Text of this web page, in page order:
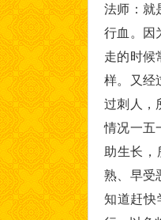
法师：就
行血。因
走的时候
样。又经
过刺人，
情况一五
助生长
熟、早受
知道赶快